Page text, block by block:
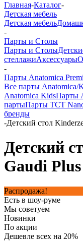
Главная-Каталог-
Детская мебель
Детская мебель
-
Парты и Столы
Парты и Столы
стеллажиАксессуары
-
Парты Anatomica
Все парты Anatomica/
Anatomica KidsПарты
партыПарты TCT
бренды
-Детский стол
Детский
Gaudi Plus
Распродажа!
Есть в шоу-руме
Мы советуем
Новинки
По акции
Дешевле всех на 20%